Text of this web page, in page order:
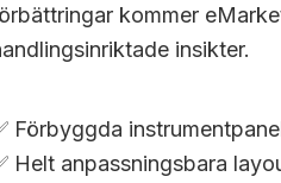
kommer
insikter.
Förbyggda
Helt anpassningsbara